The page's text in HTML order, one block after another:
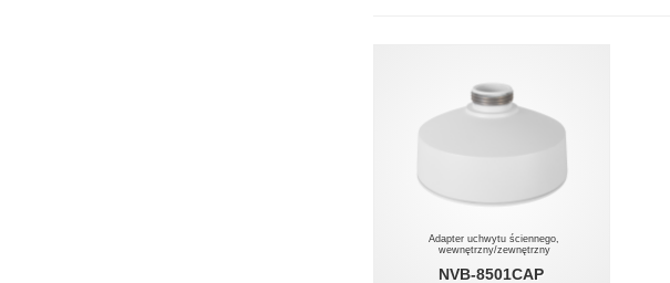
Adapter uchwytu ściennego,
wewnętrzny/zewnętrzny
NVB-8501CAP